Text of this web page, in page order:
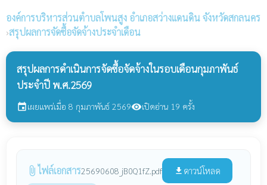
องค์การบริหารส่วนตำบลโพนสูง อำเภอสว่างแดนดิน จังหวัดสกลนคร
›สรุปผลการจัดซื้อจัดจ้างประจำเดือน
สรุปผลการดำเนินการจัดซื้อจัดจ้างในรอบเดือนกุมภาพันธ์
ประจำปี พ.ศ.2569
eventเผยแพร่เมื่อ 8 กุมภาพันธ์ 2569visibilityเปิดอ่าน 19 ครั้ง
attach_file ไฟล์เอกสาร25690608_jB0Q1fZ.pdf file_download ดาวน์โหลด